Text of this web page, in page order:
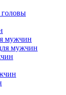
головы
мужчин
мужчин